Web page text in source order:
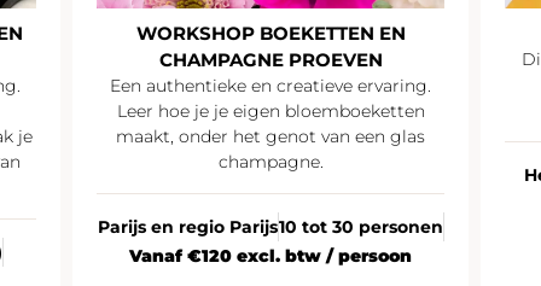
je
WORKSHOP BOEKETTEN EN
CHAMPAGNE PROEVEN
Een authentieke en creatieve ervaring.
Leer hoe je je eigen bloemboeketten
maakt, onder het genot van een glas
champagne.
Parijs en regio Parijs10 tot 30 personen
Vanaf €120 excl. btw / persoon